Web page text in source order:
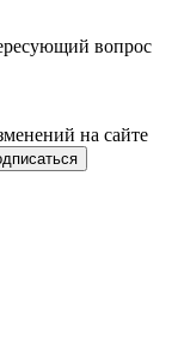
вопрос
на сайте